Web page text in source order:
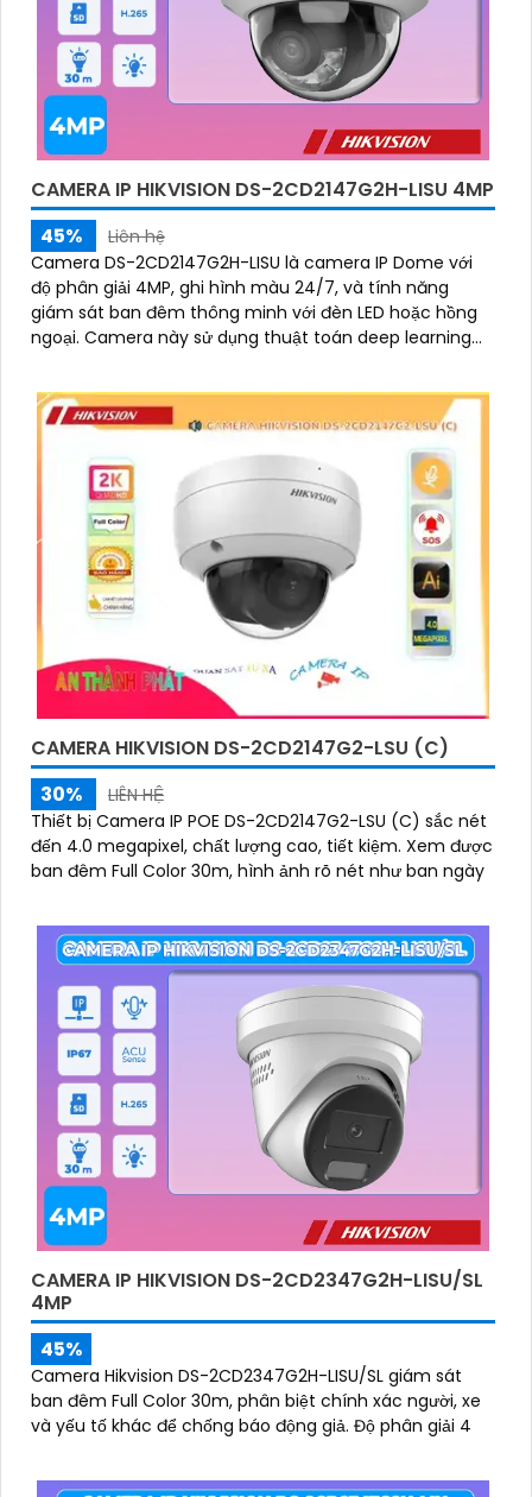
CAMERA IP HIKVISION DS-2CD2147G2H-LISU 4MP
45%
Liên hệ
Camera DS-2CD2147G2H-LISU là camera IP Dome với
độ phân giải 4MP, ghi hình màu 24/7, và tính năng
giám sát ban đêm thông minh với đèn LED hoặc hồng
ngoại. Camera này sử dụng thuật toán deep learning
kết nối IP POE
CAMERA HIKVISION DS-2CD2147G2-LSU (C)
30%
LIÊN HỆ
Thiết bị Camera IP POE DS-2CD2147G2-LSU (C) sắc nét
đến 4.0 megapixel, chất lượng cao, tiết kiệm. Xem được
ban đêm Full Color 30m, hình ảnh rõ nét như ban ngày
CAMERA IP HIKVISION DS-2CD2347G2H-LISU/SL
4MP
45%
Camera Hikvision DS-2CD2347G2H-LISU/SL giám sát
ban đêm Full Color 30m, phân biệt chính xác người, xe
và yếu tố khác để chống báo động giả. Độ phân giải 4